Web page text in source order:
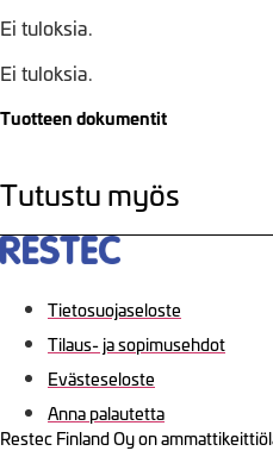
Ei tuloksia.
Ei tuloksia.
Tuotteen dokumentit
Tutustu myös
Tietosuojaseloste
Tilaus- ja sopimusehdot
Evästeseloste
Anna palautetta
Restec Finland Oy on